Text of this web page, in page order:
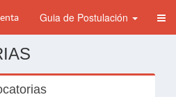
Guia de Postulación